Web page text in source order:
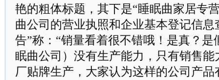
艳的粗体标题，其下是“睡眠曲家居专
曲公司的营业执照和企业基本登记信息
告”称：“销量看着很不错哦！是真？是
眠曲公司）没有生产能力，只有销售
厂贴牌生产，大家认为这样的公司产品